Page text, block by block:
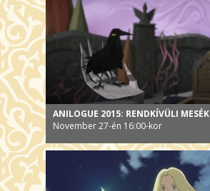
ANILOGUE 2015: RENDKÍVÜLI MESÉK
November 27-én 16:00-kor